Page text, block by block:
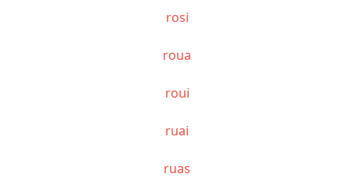
rosi
roua
roui
ruai
ruas